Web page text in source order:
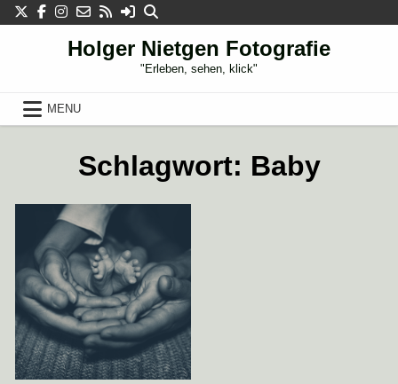
Skip
to
Holger Nietgen Fotografie
"Erleben, sehen, klick"
MENU
Schlagwort: Baby